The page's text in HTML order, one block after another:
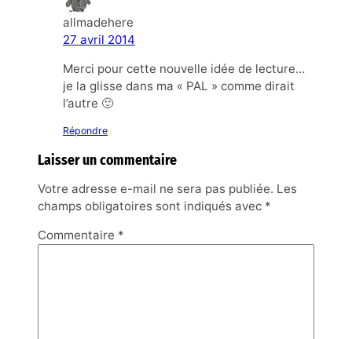
allmadehere
27 avril 2014
Merci pour cette nouvelle idée de lecture…
je la glisse dans ma « PAL » comme dirait
l’autre 🙂
Répondre
Laisser un commentaire
Votre adresse e-mail ne sera pas publiée. Les
champs obligatoires sont indiqués avec *
Commentaire *